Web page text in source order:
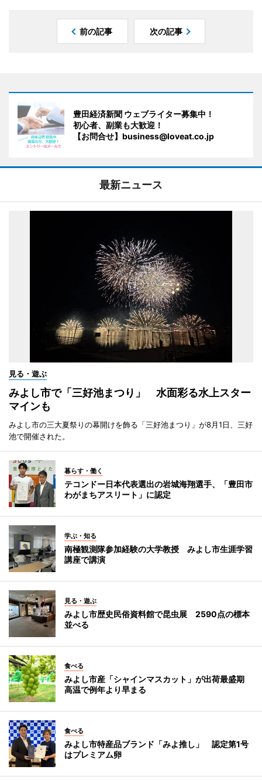
前の記事 次の記事
豊田経済新聞 ウェブライター募集中！
初心者、副業も大歓迎！
【お問合せ】business@loveat.co.jp
最新ニュース
見る・遊ぶ
みよし市で「三好池まつり」 水面彩る水上スター
マインも
みよし市の三大夏祭りの幕開けを飾る「三好池まつり」が8月1日、三好
池で開催された。
暮らす・働く
テコンドー日本代表選出の岩城海翔選手、「豊田市
わがまちアスリート」に認定
学ぶ・知る
南極観測隊参加経験の大学教授 みよし市生涯学習
講座で講演
見る・遊ぶ
みよし市歴史民俗資料館で昆虫展 2590点の標本
並べる
食べる
みよし市産「シャインマスカット」が出荷最盛期
高温で例年より早まる
食べる
みよし市特産品ブランド「みよ推し」 認定第1号
はプレミアム卵